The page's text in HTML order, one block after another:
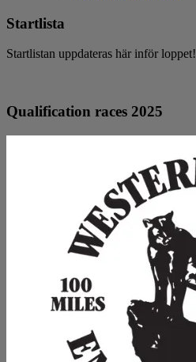
Startlista
Startlistan uppdateras här inför loppet!
Qualification races 2025